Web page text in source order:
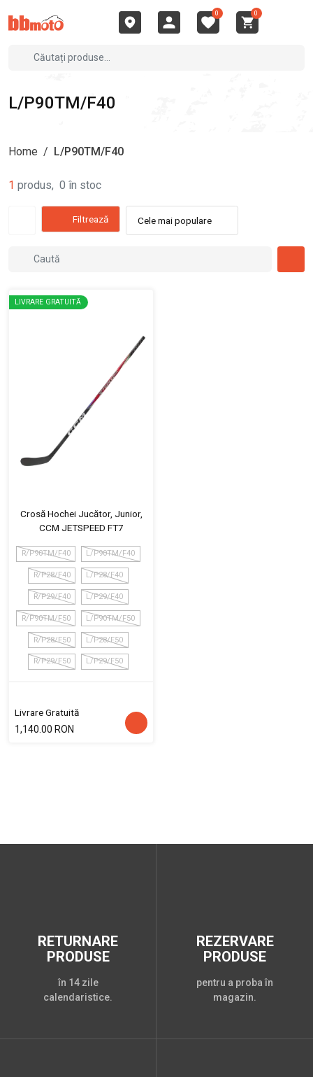
0 0
L/P90TM/F40
Home / L/P90TM/F40
1 produs, 0 în stoc
Filtrează Cele mai populare
LIVRARE GRATUITĂ
Crosă Hochei Jucător, Junior,
CCM JETSPEED FT7
R/P90TM/F40 L/P90TM/F40
R/P28/F40 L/P28/F40
R/P29/F40 L/P29/F40
R/P90TM/F50 L/P90TM/F50
R/P28/F50 L/P28/F50
R/P29/F50 L/P29/F50
Livrare Gratuită
1,140.00 RON
RETURNARE
PRODUSE
în 14 zile
calendaristice.
REZERVARE
PRODUSE
pentru a proba în
magazin.